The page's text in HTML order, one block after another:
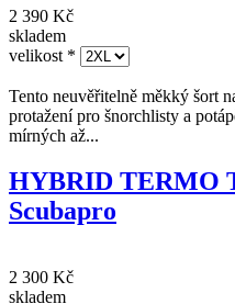
Krátký neopren
dámský
2 390 Kč
velikost*
mírných až...